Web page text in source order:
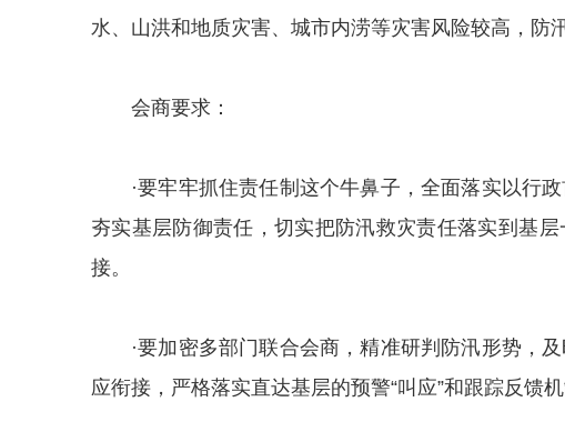
水、山洪和地质灾害、城市内涝等灾害风险较高，防
会商要求：
·要牢牢抓住责任制这个牛鼻子，全面落实以行
夯实基层防御责任，切实把防汛救灾责任落实到基
接。
·要加密多部门联合会商，精准研判防汛形势，
应衔接，严格落实直达基层的预警“叫应”和跟踪反馈机